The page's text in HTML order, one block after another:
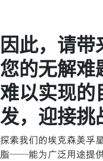
因此，请带
您的⽆解难
难以实现的
发，迎接挑
探索我们的埃克森美孚
脂——能为广泛用途提